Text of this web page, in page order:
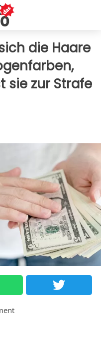
die Haare
sie zur Strafe